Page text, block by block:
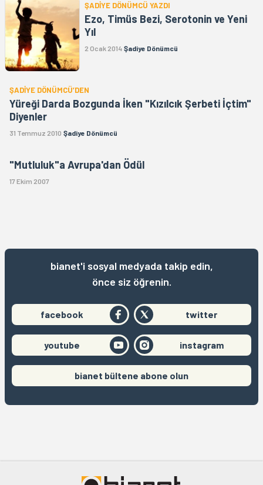
ŞADİYE DÖNÜMCÜ YAZDI
Ezo, Timüs Bezi, Serotonin ve Yeni
Yıl
2 Ocak 2014 Şadiye Dönümcü
ŞADİYE DÖNÜMCÜ’DEN
Yüreği Darda Bozgunda İken "Kızılcık Şerbeti İçtim"
Diyenler
31 Temmuz 2010 Şadiye Dönümcü
"Mutluluk"a Avrupa'dan Ödül
17 Ekim 2007
bianet'i sosyal medyada takip edin,
önce siz öğrenin.
facebook twitter
youtube instagram
bianet bültene abone olun